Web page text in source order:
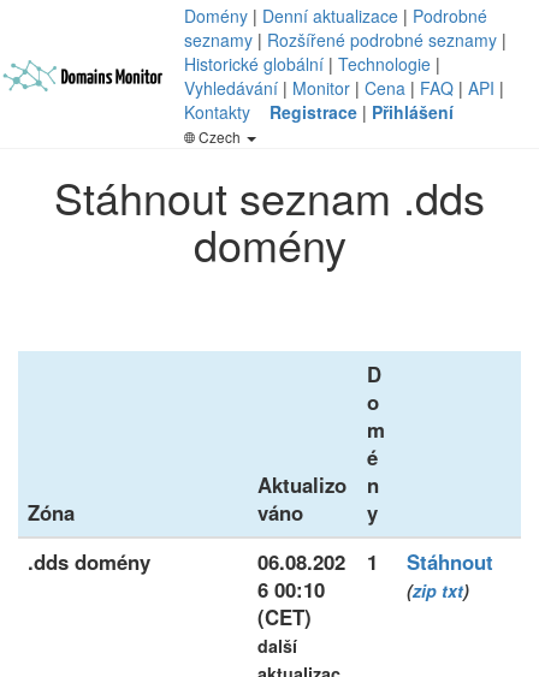
Domény | Denní aktualizace | Podrobné
seznamy | Rozšířené podrobné seznamy |
Historické globální | Technologie |
Vyhledávání | Monitor | Cena | FAQ | API |
Kontakty
Registrace | Přihlášení
Czech
Stáhnout seznam .dds
domény
Zóna
Aktualizo
váno
D
o
m
é
n
y
.dds domény
06.08.202
6 00:10
(CET)
další
1 Stáhnout
(zip txt)